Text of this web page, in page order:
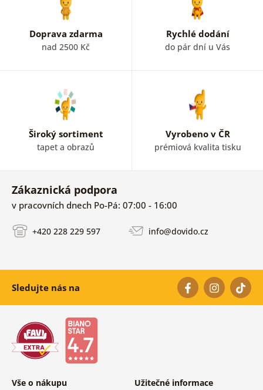
Doprava zdarma
nad 2500 Kč
Rychlé dodání
do pár dní u Vás
Široký sortiment
tapet a obrazů
Vyrobeno v ČR
prémiová kvalita tisku
Zákaznická podpora
v pracovních dnech Po-Pá: 07:00 - 16:00
+420 228 229 597 info@dovido.cz
Sledujte nás na
Vše o nákupu Užitečné informace